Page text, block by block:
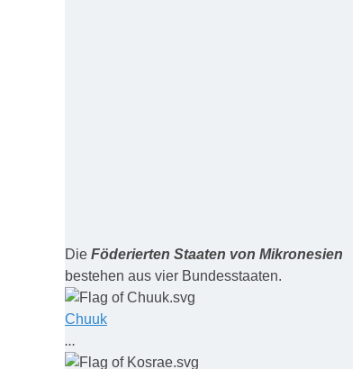
Die Föderierten Staaten von Mikronesien
bestehen aus vier Bundesstaaten.
Chuuk
...